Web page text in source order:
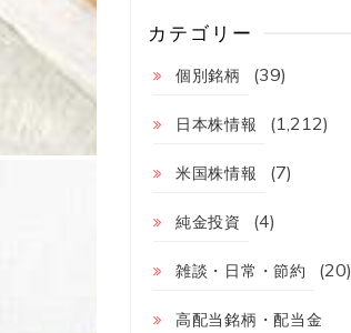
カテゴリー
個別銘柄 (39)
日本株情報 (1,212)
米国株情報 (7)
純金投資 (4)
雑談・日常・節約 (20)
高配当銘柄・配当金